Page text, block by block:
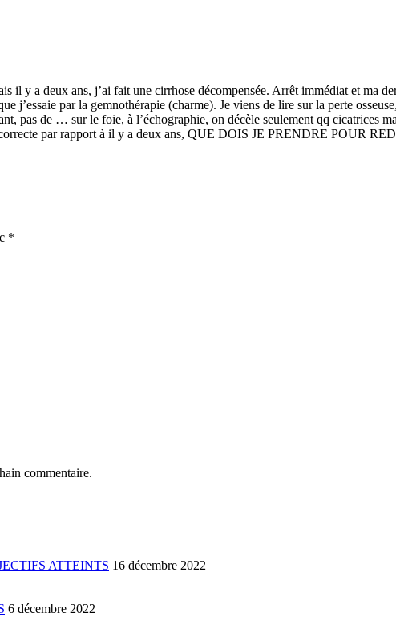
il y a deux ans, j’ai fait une cirrhose décompensée. Arrêt immédiat et ma
j’essaie par la gemnothérapie (charme). Je viens de lire sur la perte
pas de … sur le foie, à l’échographie, on décèle seulement qq cicatrices
par rapport à il y a deux ans, QUE DOIS JE PRENDRE POUR
*
commentaire.
ATTEINTS 16 décembre 2022
6 décembre 2022